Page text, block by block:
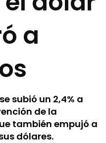
a
subió un 2,4% a
de la
también empujó a
dólares.